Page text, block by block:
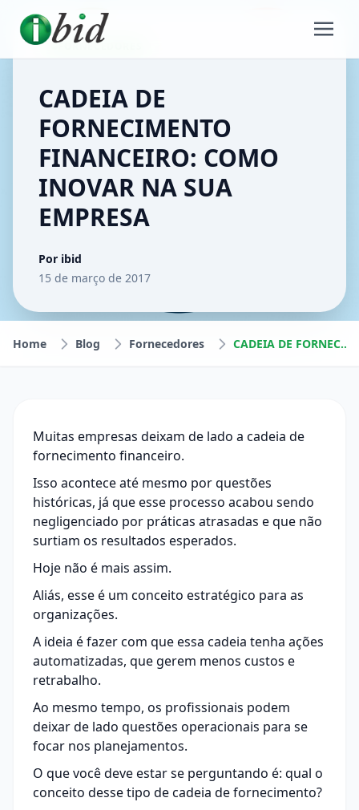
FORNECEDORES
CADEIA DE
FORNECIMENTO
FINANCEIRO: COMO
INOVAR NA SUA
EMPRESA
Por ibid
15 de março de 2017
Home Blog Fornecedores CADEIA DE FORNECIMENTO FINANCEIRO: COMO INOVAR NA SUA EMPRESA
Muitas empresas deixam de lado a cadeia de
fornecimento financeiro.
Isso acontece até mesmo por questões
históricas, já que esse processo acabou sendo
negligenciado por práticas atrasadas e que não
surtiam os resultados esperados.
Hoje não é mais assim.
Aliás, esse é um conceito estratégico para as
organizações.
A ideia é fazer com que essa cadeia tenha ações
automatizadas, que gerem menos custos e
retrabalho.
Ao mesmo tempo, os profissionais podem
deixar de lado questões operacionais para se
focar nos planejamentos.
O que você deve estar se perguntando é: qual o
conceito desse tipo de cadeia de fornecimento?